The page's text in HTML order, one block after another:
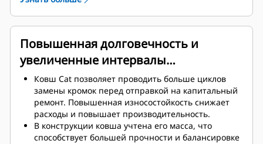
прочность и жесткость ковша в сборе, а также
облегчает установку и снятие кромок.
Для изготовления компонентов ковша
Повышенная долговечность и
увеличенные интервалы
обслуживания
Ковш Cat позволяет проводить больше циклов
замены кромок перед отправкой на капитальный
ремонт. Повышенная износостойкость снижает
расходы и повышает производительность.
В конструкции ковша учтена его масса, что
способствует большей прочности и балансировке